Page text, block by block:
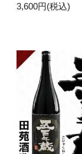
3,600円(税込)